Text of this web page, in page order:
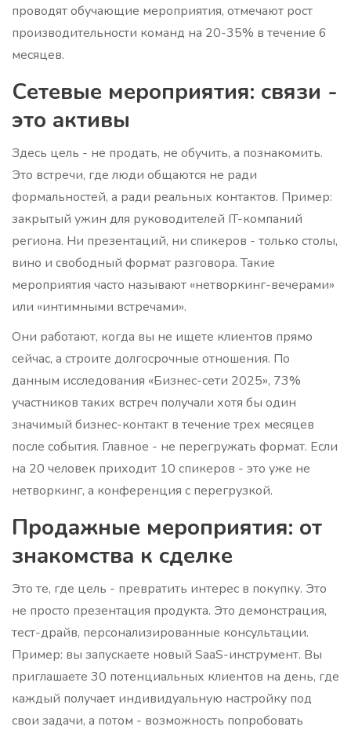
проводят обучающие мероприятия, отмечают рост
производительности команд на 20-35% в течение 6
месяцев.
Сетевые мероприятия: связи -
это активы
Здесь цель - не продать, не обучить, а познакомить.
Это встречи, где люди общаются не ради
формальностей, а ради реальных контактов. Пример:
закрытый ужин для руководителей IT-компаний
региона. Ни презентаций, ни спикеров - только столы,
вино и свободный формат разговора. Такие
мероприятия часто называют «нетворкинг-вечерами»
или «интимными встречами».
Они работают, когда вы не ищете клиентов прямо
сейчас, а строите долгосрочные отношения. По
данным исследования «Бизнес-сети 2025», 73%
участников таких встреч получали хотя бы один
значимый бизнес-контакт в течение трех месяцев
после события. Главное - не перегружать формат. Если
на 20 человек приходит 10 спикеров - это уже не
нетворкинг, а конференция с перегрузкой.
Продажные мероприятия: от
знакомства к сделке
Это те, где цель - превратить интерес в покупку. Это
не просто презентация продукта. Это демонстрация,
тест-драйв, персонализированные консультации.
Пример: вы запускаете новый SaaS-инструмент. Вы
приглашаете 30 потенциальных клиентов на день, где
каждый получает индивидуальную настройку под
свои задачи, а потом - возможность попробовать